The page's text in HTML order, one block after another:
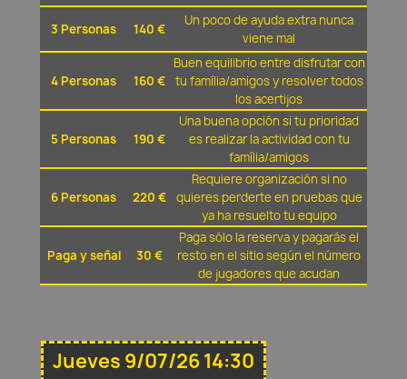
3 Personas 140 €
Un poco de ayuda extra nunca
viene mal
4 Personas 160 €
Buen equilibrio entre disfrutar con
tu família/amigos y resolver todos
los acertijos
5 Personas 190 €
Una buena opción si tu prioridad
es realizar la actividad con tu
família/amigos
6 Personas 220 €
Requiere organización si no
quieres perderte en pruebas que
ya ha resuelto tu equipo
Paga y señal 30 €
Paga sólo la reserva y pagarás el
resto en el sitio según el número
de jugadores que acudan
Jueves 9/07/26 14:30